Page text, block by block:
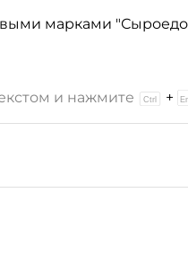
марками
и нажмите +